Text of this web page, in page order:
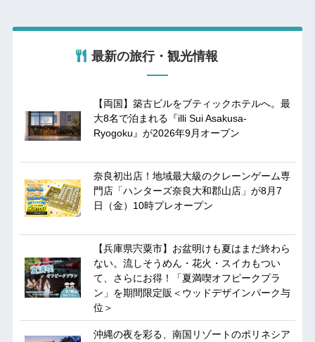
最新の旅行・観光情報
【両国】築古ビルをブティックホテルへ。最
大8名で泊まれる『illi Sui Asakusa-
Ryogoku』が2026年9月オープン
奈良初出店！地域最大級のクレーンゲーム専
門店「ハンターズ奈良大和郡山店」が8月7
日（金）10時プレオープン
【兵庫県宍粟市】お盆明けも夏はまだ終わら
ない。流しそうめん・花火・スイカもつい
て、さらにお得！「夏満喫オフピークプラ
ン」を期間限定販＜ウッドデザインパーク与
位＞
沖縄の夜を彩る、南国リゾートのポリネシア